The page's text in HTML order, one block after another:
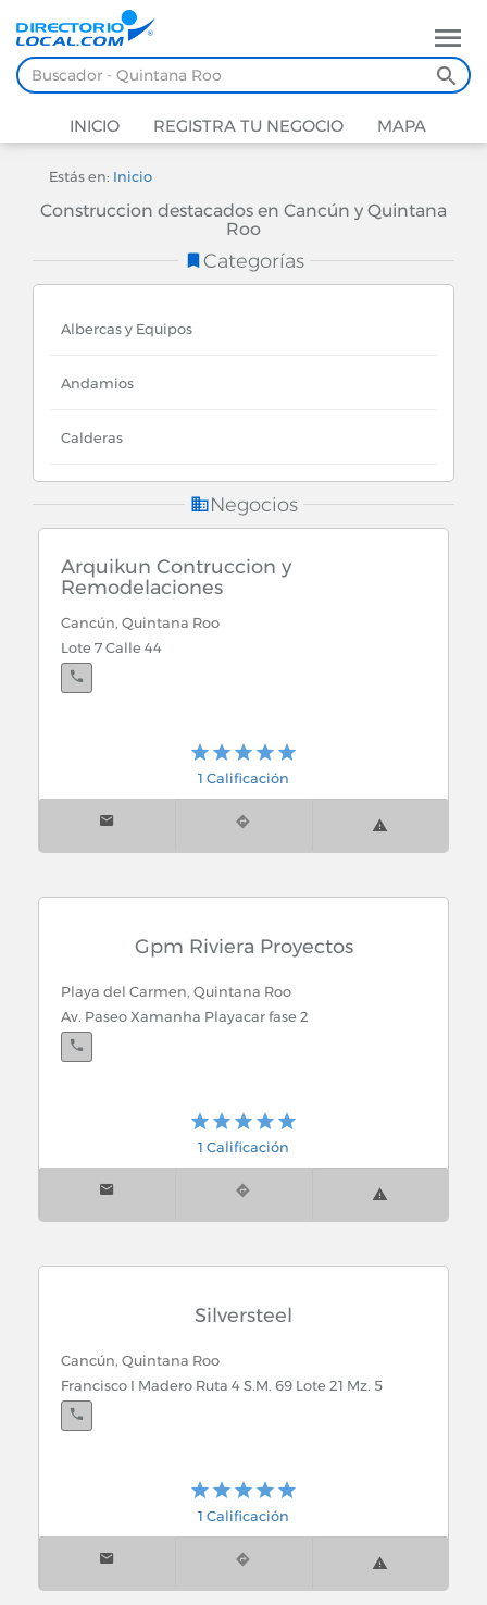
INICIO REGISTRA TU NEGOCIO MAPA
Estás en: Inicio
Construccion destacados en Cancún y Quintana
Roo
Categorías
Albercas y Equipos
Andamios
Calderas
Ferreterias y Tlapalerias
Madera
Material y Equipo Electrico
Materiales y Acabados para la Construccion
Servicios para la Construcción
Negocios
Arquikun Contruccion y
Remodelaciones
Cancún, Quintana Roo
Lote 7 Calle 44
1 Calificación
Gpm Riviera Proyectos
Playa del Carmen, Quintana Roo
Av. Paseo Xamanha Playacar fase 2
1 Calificación
Silversteel
Cancún, Quintana Roo
Francisco I Madero Ruta 4 S.M. 69 Lote 21 Mz. 5
1 Calificación